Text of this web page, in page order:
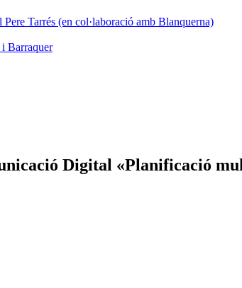
Tarrés (en col·laboració amb Blanquerna)
Barraquer
Digital «Planificació